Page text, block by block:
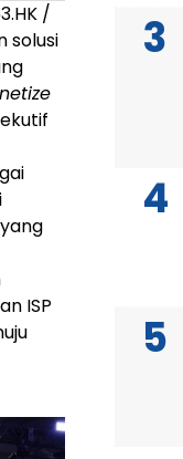
/
solusi
ISP